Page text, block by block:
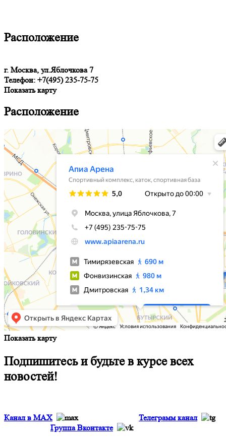
Расположение
г. Москва, ул.Яблочкова 7
Телефон: +7(495) 235-75-75
Показать карту
Расположение
Показать карту
Подпишитесь и будьте в курсе всех
новостей!
Канал в MAX
Телеграмм канал
Группа Вконтакте